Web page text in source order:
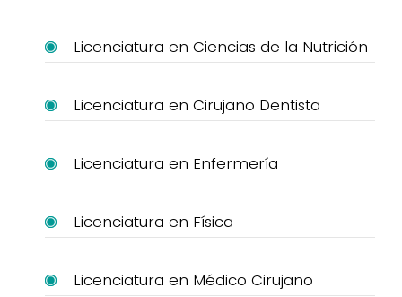
Licenciatura en Ciencias de la Nutrición
Licenciatura en Cirujano Dentista
Licenciatura en Enfermería
Licenciatura en Física
Licenciatura en Médico Cirujano